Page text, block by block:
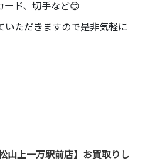
ード、切手など😊
いただきますので是非気軽に
松山上一万駅前店】お買取りし